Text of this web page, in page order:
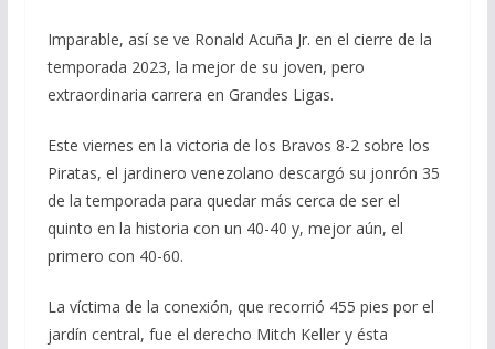
Imparable, así se ve Ronald Acuña Jr. en el cierre de la
temporada 2023, la mejor de su joven, pero
extraordinaria carrera en Grandes Ligas.
Este viernes en la victoria de los Bravos 8-2 sobre los
Piratas, el jardinero venezolano descargó su jonrón 35
de la temporada para quedar más cerca de ser el
quinto en la historia con un 40-40 y, mejor aún, el
primero con 40-60.
La víctima de la conexión, que recorrió 455 pies por el
jardín central, fue el derecho Mitch Keller y ésta